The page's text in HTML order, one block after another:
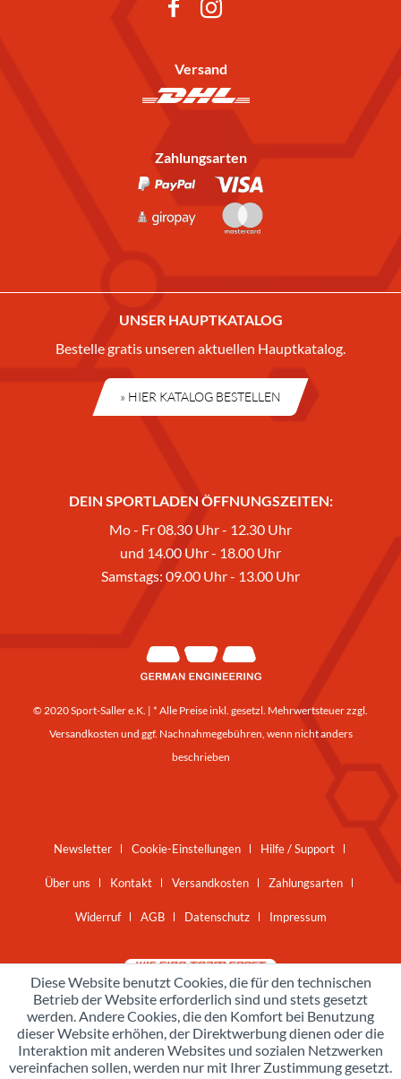
Versand
Zahlungsarten
UNSER HAUPTKATALOG
Bestelle gratis unseren aktuellen Hauptkatalog.
» HIER KATALOG BESTELLEN
DEIN SPORTLADEN ÖFFNUNGSZEITEN:
Mo - Fr 08.30 Uhr - 12.30 Uhr
und 14.00 Uhr - 18.00 Uhr
Samstags: 09.00 Uhr - 13.00 Uhr
© 2020 Sport-Saller e.K. | * Alle Preise inkl. gesetzl. Mehrwertsteuer zzgl.
Versandkosten und ggf. Nachnahmegebühren, wenn nicht anders
beschrieben
Newsletter Cookie-Einstellungen Hilfe / Support
Über uns Kontakt Versandkosten Zahlungsarten
Widerruf AGB Datenschutz Impressum
Diese Website benutzt Cookies, die für den technischen
Betrieb der Website erforderlich sind und stets gesetzt
werden. Andere Cookies, die den Komfort bei Benutzung
dieser Website erhöhen, der Direktwerbung dienen oder die
Interaktion mit anderen Websites und sozialen Netzwerken
vereinfachen sollen, werden nur mit Ihrer Zustimmung gesetzt.